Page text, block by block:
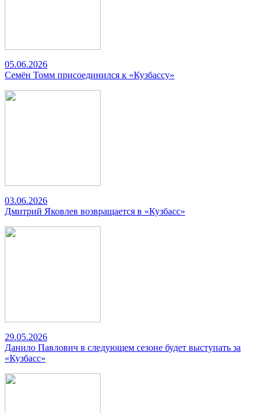
05.06.2026
Семён Томм присоединился к «Кузбассу»
03.06.2026
Дмитрий Яковлев возвращается в «Кузбасс»
29.05.2026
Данило Павлович в следующем сезоне будет выступать за
«Кузбасс»